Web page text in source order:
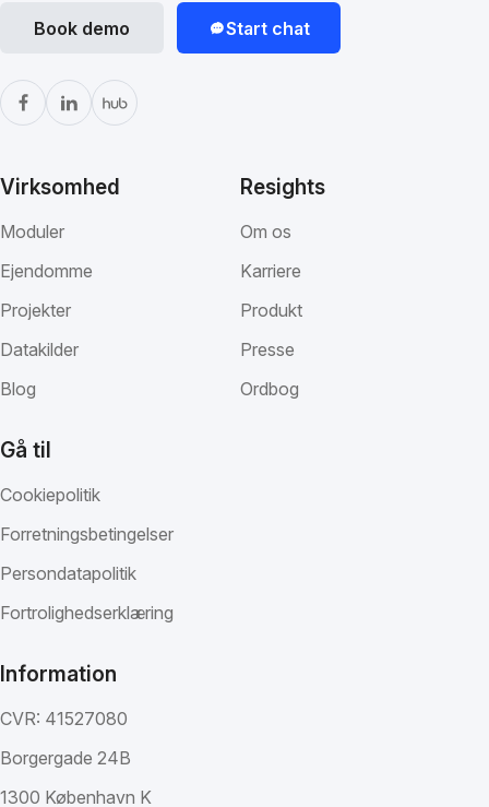
Book demo Start chat
Virksomhed
Moduler
Ejendomme
Projekter
Datakilder
Blog
Resights
Om os
Karriere
Produkt
Presse
Ordbog
Gå til
Cookiepolitik
Forretningsbetingelser
Persondatapolitik
Fortrolighedserklæring
Information
CVR: 41527080
Borgergade 24B
1300 København K